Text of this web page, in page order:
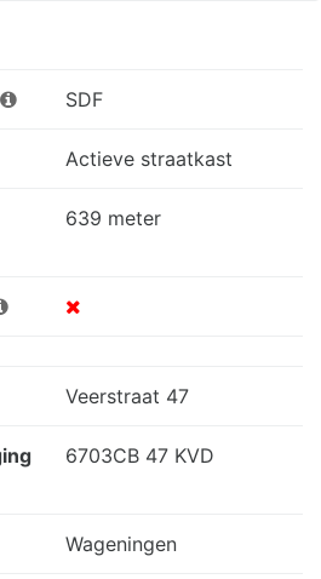
SDF
Actieve straatkast
639 meter
Veerstraat 47
6703CB 47 KVD
Wageningen